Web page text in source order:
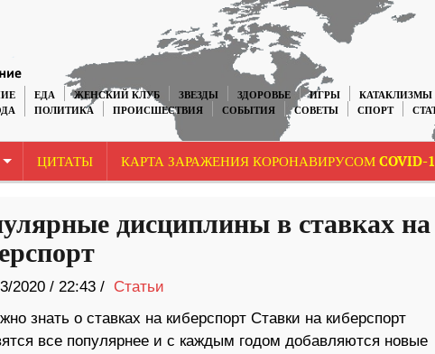
ЕДА ЖЕНСКИЙ КЛУБ ЗВЕЗДЫ ЗДОРОВЬЕ ИГРЫ КАТАКЛИЗМЫ
ПОЛИТИКА ПРОИСШЕСТВИЯ СОБЫТИЯ СОВЕТЫ СПОРТ
ЦИТАТЫ КАРТА ЗАРАЖЕНИЯ КОРОНАВИРУСОМ COVID-
дисциплины в ставках на
2020/ 22:43 / Статьи
знать о ставках на киберспорт Ставки на киберспорт
все популярнее и с каждым годом добавляются новые